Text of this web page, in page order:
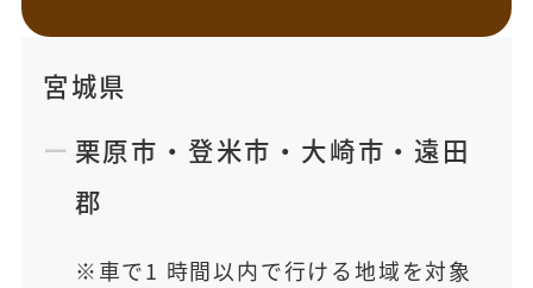
宮城県
栗原市 ・ 登米市 ・ 大崎市 ・ 遠田
郡
車で1 時間以内で行ける地域を対象